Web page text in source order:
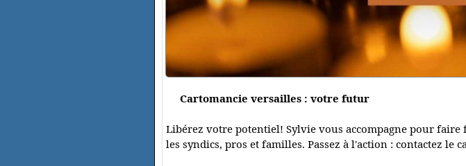
Cartomancie versailles : votre futur
Libérez votre potentiel! Sylvie vous accompagne pour
les syndics, pros et familles. Passez à l'action : contactez